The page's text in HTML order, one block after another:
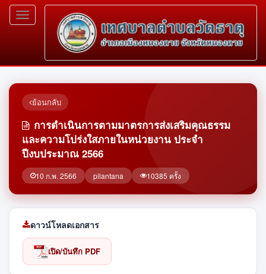
Toggle
navigation
ย้อนกลับ
การดำเนินการตามมาตรการส่งเสริมคุณธรรม
และความโปร่งใสภายในหน่วยงาน ประจำ
ปีงบประมาณ 2566
10 ก.พ. 2566 pilantana 10385 ครั้ง
ดาวน์โหลดเอกสาร
เปิด/บันทึก PDF